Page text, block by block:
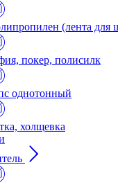
(лента для
покер, полисилк
однотонный
холщевка